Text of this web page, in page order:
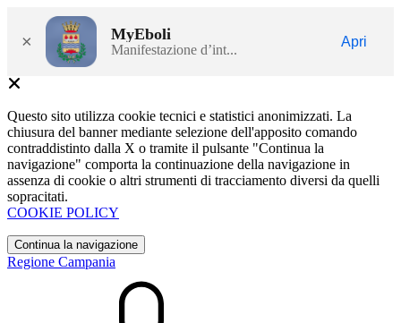
× MyEboli
Manifestazione d’int...
Apri
Questo sito utilizza cookie tecnici e statistici anonimizzati. La
chiusura del banner mediante selezione dell'apposito comando
contraddistinto dalla X o tramite il pulsante "Continua la
navigazione" comporta la continuazione della navigazione in
assenza di cookie o altri strumenti di tracciamento diversi da quelli
sopracitati.
COOKIE POLICY
Continua la navigazione
Regione Campania